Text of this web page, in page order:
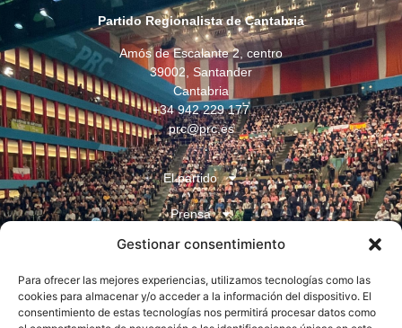
Gestionar consentimiento
Para ofrecer las mejores experiencias, utilizamos tecnologías como las
cookies para almacenar y/o acceder a la información del dispositivo. El
consentimiento de estas tecnologías nos permitirá procesar datos como
Partido Regionalista de Cantabria
Amós de Escalante 2, centro
39002, Santander
Cantabria
+34 942 229 177
prc@prc.es
El partido
Prensa
Juventudes
Contacto